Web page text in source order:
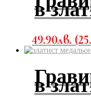
в
49.90лв. (
в